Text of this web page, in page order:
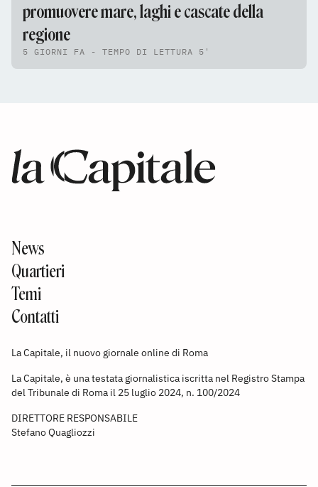
promuovere mare, laghi e cascate della
regione
5 GIORNI FA - TEMPO DI LETTURA 5'
News
Quartieri
Temi
Contatti
La Capitale, il nuovo giornale online di Roma
La Capitale, è una testata giornalistica iscritta nel Registro Stampa
del Tribunale di Roma il 25 luglio 2024, n. 100/2024
DIRETTORE RESPONSABILE
Stefano Quagliozzi